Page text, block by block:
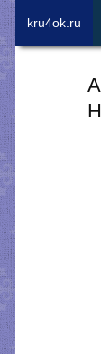
kru4ok.ru